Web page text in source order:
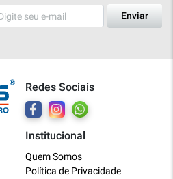
Enviar
Redes Sociais
Institucional
Quem Somos
Política de Privacidade